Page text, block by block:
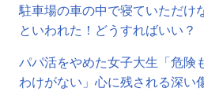
駐車場の車の中で寝ていただけ
といわれた！どうすればいい？
パパ活をやめた女子大生「危険
わけがない」心に残される深い